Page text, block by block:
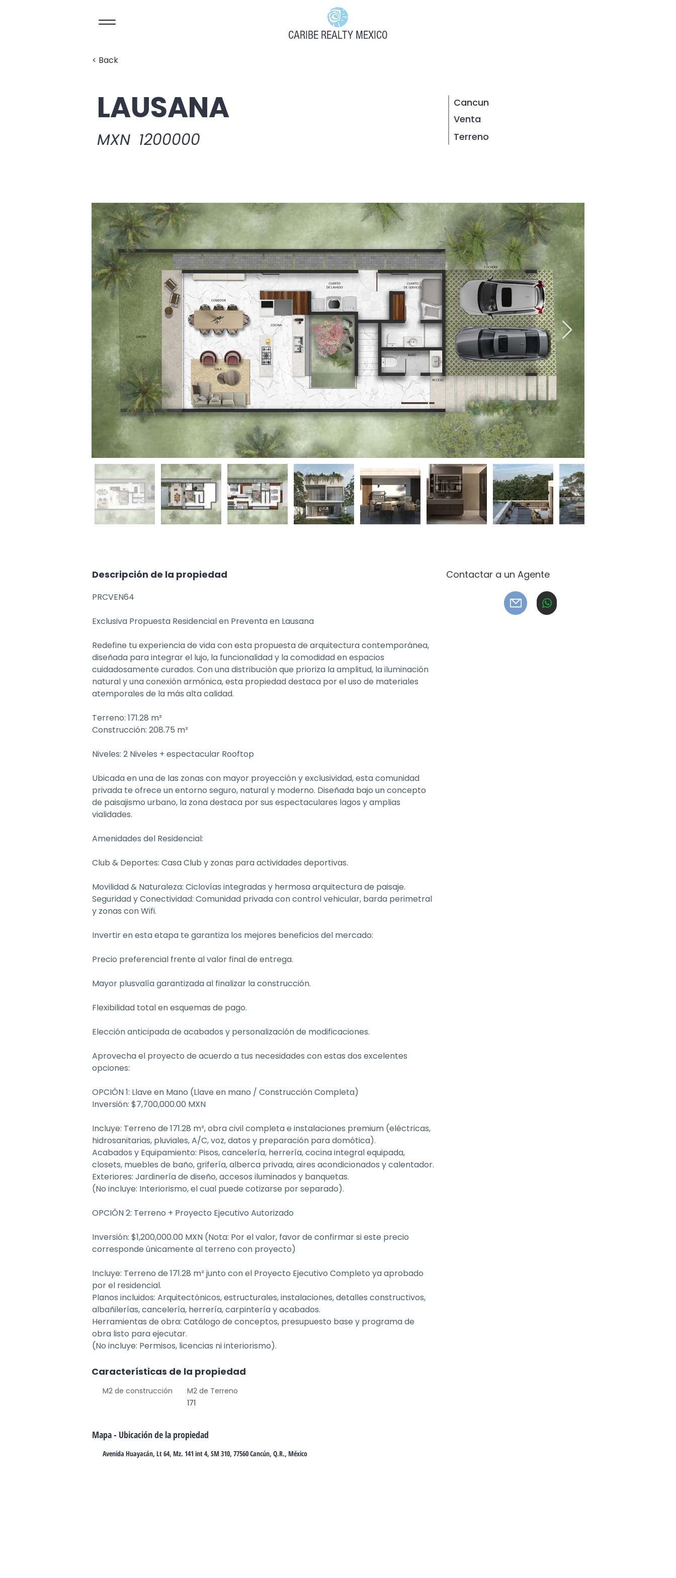
CARIBE REALTY MEXICO
< Back
LAUSANA
MXN 1200000
Cancun
Venta
Terreno
Descripción de la propiedad
PRCVEN64
Exclusiva Propuesta Residencial en Preventa en Lausana
Redefine tu experiencia de vida con esta propuesta de arquitectura contemporánea,
diseñada para integrar el lujo, la funcionalidad y la comodidad en espacios
cuidadosamente curados. Con una distribución que prioriza la amplitud, la iluminación
natural y una conexión armónica, esta propiedad destaca por el uso de materiales
atemporales de la más alta calidad.
Terreno: 171.28 m²
Construcción: 208.75 m²
Niveles: 2 Niveles + espectacular Rooftop
Ubicada en una de las zonas con mayor proyección y exclusividad, esta comunidad
privada te ofrece un entorno seguro, natural y moderno. Diseñada bajo un concepto
de paisajismo urbano, la zona destaca por sus espectaculares lagos y amplias
vialidades.
Amenidades del Residencial:
Club & Deportes: Casa Club y zonas para actividades deportivas.
Movilidad & Naturaleza: Ciclovías integradas y hermosa arquitectura de paisaje.
Seguridad y Conectividad: Comunidad privada con control vehicular, barda perimetral
y zonas con Wifi.
Invertir en esta etapa te garantiza los mejores beneficios del mercado:
Precio preferencial frente al valor final de entrega.
Mayor plusvalía garantizada al finalizar la construcción.
Flexibilidad total en esquemas de pago.
Elección anticipada de acabados y personalización de modificaciones.
Aprovecha el proyecto de acuerdo a tus necesidades con estas dos excelentes
opciones:
OPCIÓN 1: Llave en Mano (Llave en mano / Construcción Completa)
Inversión: $7,700,000.00 MXN
Incluye: Terreno de 171.28 m², obra civil completa e instalaciones premium (eléctricas,
hidrosanitarias, pluviales, A/C, voz, datos y preparación para domótica).
Acabados y Equipamiento: Pisos, cancelería, herrería, cocina integral equipada,
closets, muebles de baño, grifería, alberca privada, aires acondicionados y calentador.
Exteriores: Jardinería de diseño, accesos iluminados y banquetas.
(No incluye: Interiorismo, el cual puede cotizarse por separado).
OPCIÓN 2: Terreno + Proyecto Ejecutivo Autorizado
Inversión: $1,200,000.00 MXN (Nota: Por el valor, favor de confirmar si este precio
corresponde únicamente al terreno con proyecto)
Incluye: Terreno de 171.28 m² junto con el Proyecto Ejecutivo Completo ya aprobado
por el residencial.
Planos incluidos: Arquitectónicos, estructurales, instalaciones, detalles constructivos,
albañilerías, cancelería, herrería, carpintería y acabados.
Herramientas de obra: Catálogo de conceptos, presupuesto base y programa de
obra listo para ejecutar.
(No incluye: Permisos, licencias ni interiorismo).
Contactar a un Agente
Características de la propiedad
M2 de construcción
M2 de Terreno
171
Mapa - Ubicación de la propiedad
Avenida Huayacán, Lt 64, Mz. 141 int 4, SM 310, 77560 Cancún, Q.R., México